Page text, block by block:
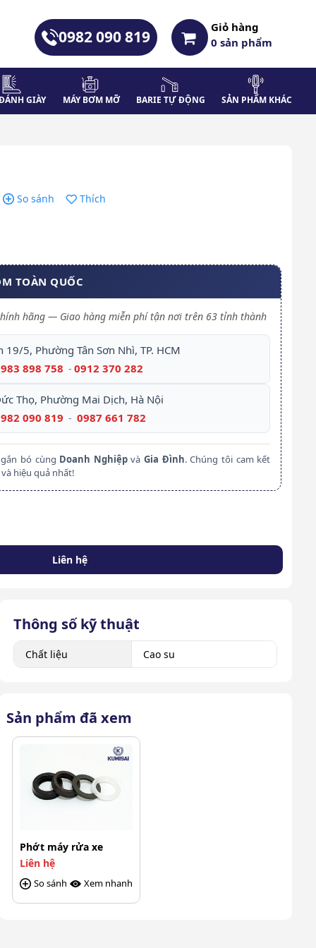
0982 090 819
Giỏ hàng
0sản phẩm
GIÀY MÁY BƠM MỠ BARIE TỰ ĐỘNG SẢN PHẨM KHÁC
So sánh Thích
TOÀN QUỐC
hãng — Giao hàng miễn phí tận nơi trên 63 tỉnh thành
19/5, Phường Tân Sơn Nhì, TP. HCM
898 758 - 0912 370 282
Thọ, Phường Mai Dịch, Hà Nội
090 819 - 0987 661 782
bó cùng Doanh NghiệpvàGia Đình. Chúng tôi cam kết
hiệu quả nhất!
Liên hệ
Thông số kỹ thuật
Chất liệu Cao su
Sản phẩm đã xem
Phớt máy rửa xe
Liên hệ
So sánh Xem nhanh